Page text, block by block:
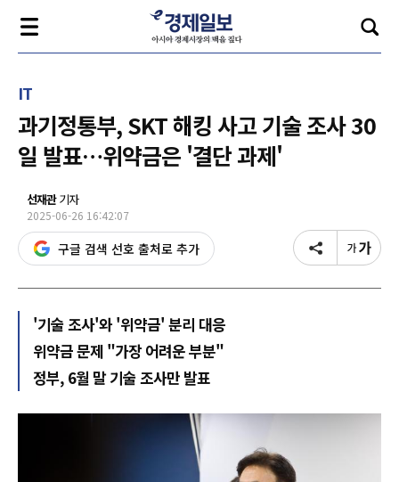
IT
과기정통부, SKT 해킹 사고 기술 조사 30
일 발표…위약금은 '결단 과제'
선재관기자
2025-06-26 16:42:07
구글 검색 선호 출처로 추가
'기술 조사'와 '위약금' 분리 대응
위약금 문제 "가장 어려운 부분"
정부, 6월 말 기술 조사만 발표